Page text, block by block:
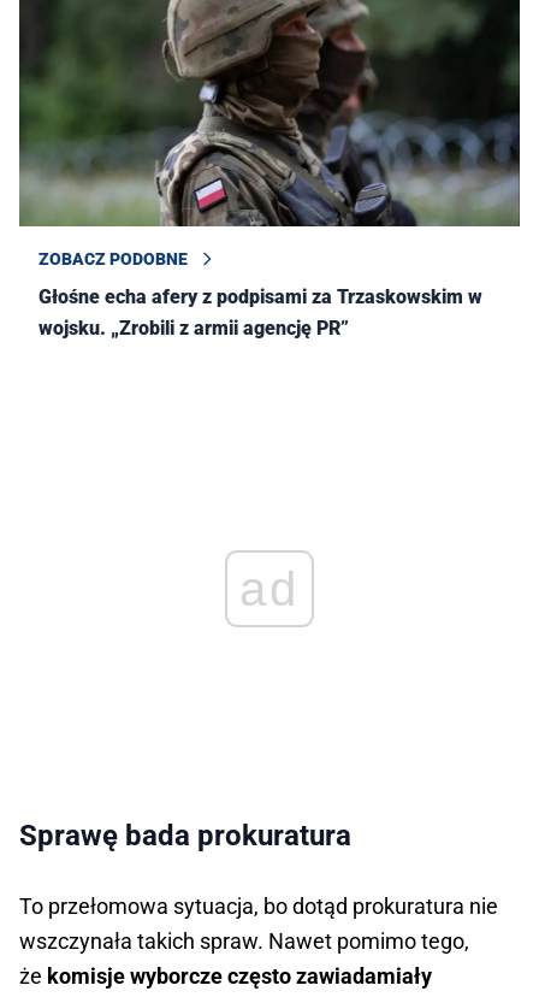
ZOBACZ PODOBNE
Głośne echa afery z podpisami za Trzaskowskim w
wojsku. „Zrobili z armii agencję PR”
ad
Sprawę bada prokuratura
To przełomowa sytuacja, bo dotąd prokuratura nie
wszczynała takich spraw. Nawet pomimo tego,
że komisje wyborcze często zawiadamiały